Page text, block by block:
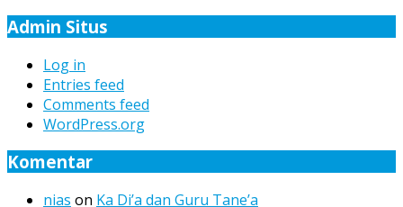
Admin Situs
Log in
Entries feed
Comments feed
WordPress.org
Komentar
nias on Ka Di’a dan Guru Tane’a